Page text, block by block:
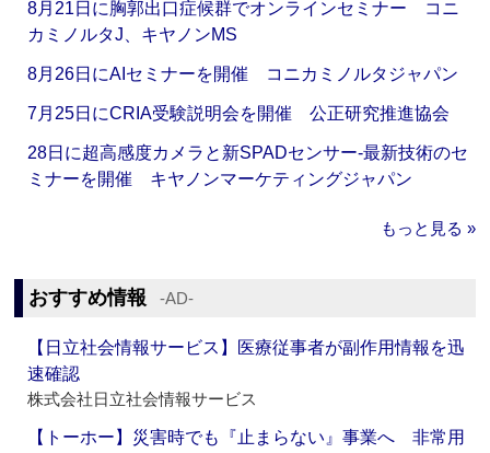
8月21日に胸郭出口症候群でオンラインセミナー コニ
カミノルタJ、キヤノンMS
8月26日にAIセミナーを開催 コニカミノルタジャパン
7月25日にCRIA受験説明会を開催 公正研究推進協会
28日に超高感度カメラと新SPADセンサー‐最新技術のセ
ミナーを開催 キヤノンマーケティングジャパン
もっと見る »
おすすめ情報 ‐AD‐
【日立社会情報サービス】医療従事者が副作用情報を迅
速確認
株式会社日立社会情報サービス
【トーホー】災害時でも『止まらない』事業へ 非常用